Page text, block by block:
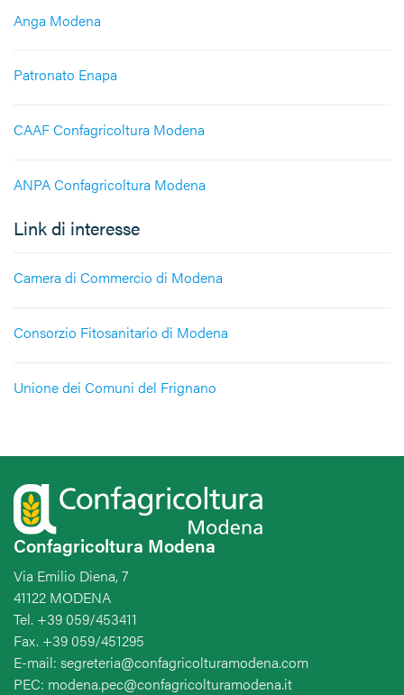
Anga Modena
Patronato Enapa
CAAF Confagricoltura Modena
ANPA Confagricoltura Modena
Link di interesse
Camera di Commercio di Modena
Consorzio Fitosanitario di Modena
Unione dei Comuni del Frignano
Confagricoltura Modena
Via Emilio Diena, 7
41122 MODENA
Tel. +39 059/453411
Fax. +39 059/451295
E-mail: segreteria@confagricolturamodena.com
PEC: modena.pec@confagricolturamodena.it